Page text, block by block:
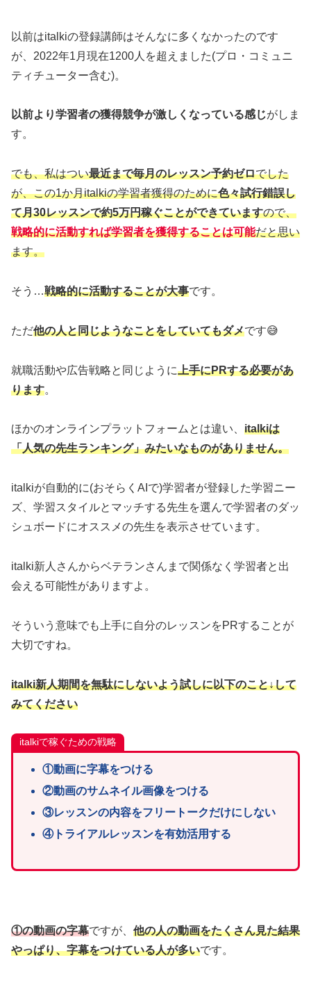
以前はitalkiの登録講師はそんなに多くなかったのです
が、2022年1月現在1200人を超えました(プロ・コミュニ
ティチューター含む)。
以前より学習者の獲得競争が激しくなっている感じがしま
す。
でも、私はつい最近まで毎月のレッスン予約ゼロでした
が、この1か月italkiの学習者獲得のために色々試行錯誤し
て月30レッスンで約5万円稼ぐことができていますので、
戦略的に活動すれば学習者を獲得することは可能だと思い
ます。
そう…戦略的に活動することが大事です。
ただ他の人と同じようなことをしていてもダメです😅
就職活動や広告戦略と同じように上手にPRする必要があ
ります。
ほかのオンラインプラットフォームとは違い、 italkiは
「人気の先生ランキング」みたいなものがありません。
italkiが自動的に(おそらくAIで)学習者が登録した学習ニー
ズ、学習スタイルとマッチする先生を選んで学習者のダッ
シュボードにオススメの先生を表示させています。
italki新人さんからベテランさんまで関係なく学習者と出
会える可能性がありますよ。
そういう意味でも上手に自分のレッスンをPRすることが
大切ですね。
italki新人期間を無駄にしないよう試しに以下のこと↓して
みてください
italkiで稼ぐための戦略
①動画に字幕をつける
②動画のサムネイル画像をつける
③レッスンの内容をフリートークだけにしない
④トライアルレッスンを有効活用する
①の動画の字幕ですが、 他の人の動画をたくさん見た結果
やっぱり、字幕をつけている人が多いです。